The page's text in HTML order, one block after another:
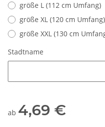
größe L (112 cm Umfang)
größe XL (120 cm Umfang)
größe XXL (130 cm
Stadtname
ab 4,69 €